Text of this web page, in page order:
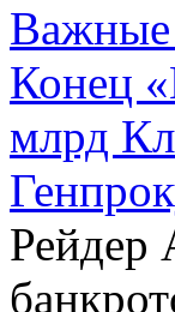
Важные
Конец
млрд
Рейдер